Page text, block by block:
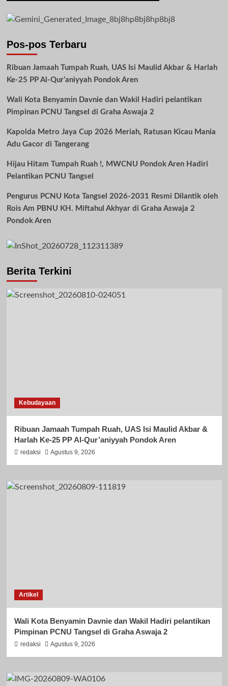
Pos-pos Terbaru
Ribuan Jamaah Tumpah Ruah, UAS Isi Maulid Akbar & Harlah
Ke-25 PP Al-Qur’aniyyah Pondok Aren
Wali Kota Benyamin Davnie dan Wakil Hadiri pelantikan
Pimpinan PCNU Tangsel di Graha Aswaja 2
Kapolda Metro Jaya Cup 2026 Meriah, Ratusan Kicau Mania
Adu Gacor di Tangerang
Hijau Hitam Tumpah Ruah !, MWCNU Pondok Aren Hadiri
Pelantikan PCNU Tangsel
Pengurus PCNU Kota Tangsel 2026-2031 Resmi Dilantik oleh
Rois Am PBNU KH. Miftahul Akhyar di Graha Aswaja 2
Pondok Aren
Berita Terkini
Kebudayaan
Ribuan Jamaah Tumpah Ruah, UAS Isi Maulid Akbar &
Harlah Ke-25 PP Al-Qur’aniyyah Pondok Aren
redaksi Agustus 9, 2026
Artikel
Wali Kota Benyamin Davnie dan Wakil Hadiri pelantikan
Pimpinan PCNU Tangsel di Graha Aswaja 2
redaksi Agustus 9, 2026